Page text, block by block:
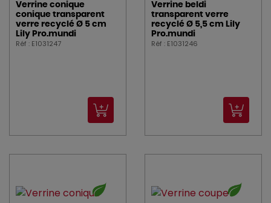
Verrine conique
conique transparent
verre recyclé Ø 5 cm
Lily Pro.mundi
Réf : E1031247
Verrine beldi
transparent verre
recyclé Ø 5,5 cm Lily
Pro.mundi
Réf : E1031246